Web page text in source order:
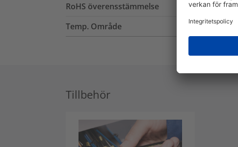
RoHS överensstämmelse
Temp. Område
Tillbehör